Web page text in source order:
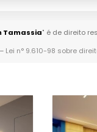
Tamassia" é de direito
Lei n° 9.610-98 sobre